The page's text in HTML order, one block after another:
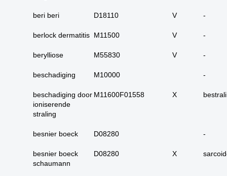
20. alle metastasen
21. alle melanomen in
slokdarm tot anus
beri beri D18110 V -
berlock dermatitis M11500 V -
berylliose M55830 V -
beschadiging M10000 -
beschadiging door
ioniserende
straling
M11600F01558 X
besnier boeck D08280 -
besnier boeck
schaumann
D08280 X